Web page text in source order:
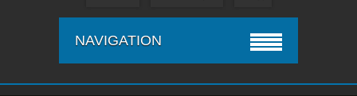
NAVIGATION